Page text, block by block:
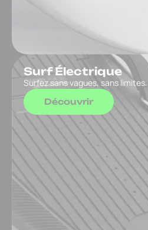
Surf Électrique
Surfez sans vagues, sans limites.
Découvrir